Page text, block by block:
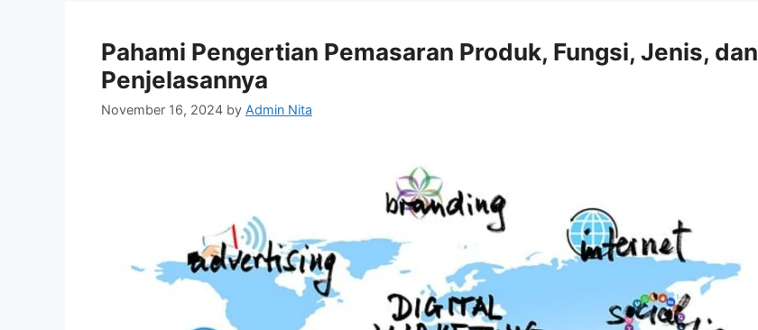
Pahami Pengertian Pemasaran Produk, Fungsi, Jenis, dan
Penjelasannya
November 16, 2024 by Admin Nita